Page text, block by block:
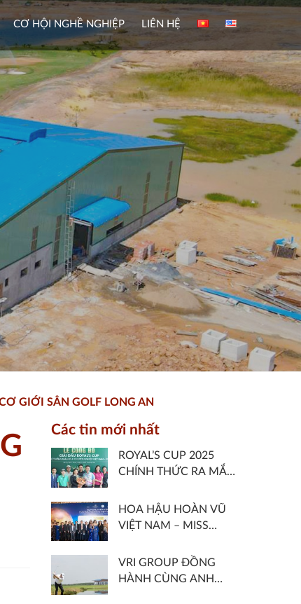
CƠ HỘI NGHỀ NGHIỆP LIÊN HỆ
GIỚI SÂN GOLF LONG AN
Các tin mới nhất
ROYAL’S CUP 2025
CHÍNH THỨC RA MẮT
NGHIỆP THUỘC HỆ
THỐNG VGA TOUR DO
HIỆP HỘI GOLF VIỆT
NAM ĐỒNG TỔ CHỨC
HOA HẬU HOÀN VŨ
VIỆT NAM – MISS
2025 CHÍNH THỨC
KHỞI ĐỘNG VỚI CHỦ
VRI GROUP ĐỒNG
HÀNH CÙNG ANH